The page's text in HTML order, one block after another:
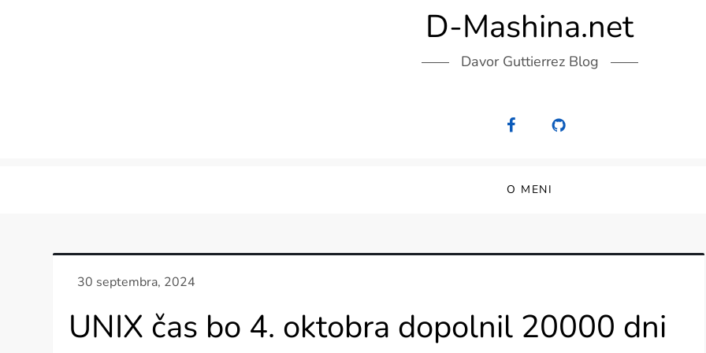
D-Mashina.net
Davor Guttierrez Blog
O MENI
UNIX čas bo 4. oktobra dopolnil 20000 dni